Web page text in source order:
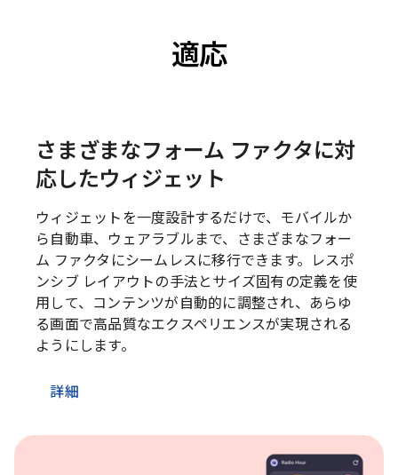
適応
さまざまなフォーム ファクタに対
応したウィジェット
ウィジェットを一度設計するだけで、モバイルか
ら自動車、ウェアラブルまで、さまざまなフォー
ム ファクタにシームレスに移行できます。レスポ
ンシブ レイアウトの手法とサイズ固有の定義を使
用して、コンテンツが自動的に調整され、あらゆ
る画面で高品質なエクスペリエンスが実現される
ようにします。
詳細